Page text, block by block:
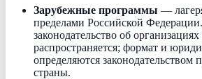
Зарубежные программы —
пределами Российской
законодательство об
распространяется; формат и
определяются
страны.